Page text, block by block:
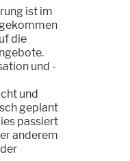
ist im
die
und -
und
geplant
passiert
anderem